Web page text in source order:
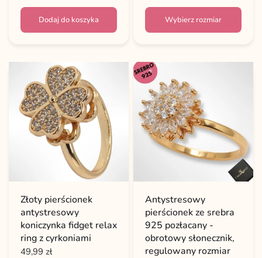
Dodaj do koszyka Wybierz rozmiar
Złoty pierścionek
antystresowy
koniczynka fidget relax
ring z cyrkoniami
49,99 zł
Antystresowy
pierścionek ze srebra
925 pozłacany -
obrotowy słonecznik,
regulowany rozmiar